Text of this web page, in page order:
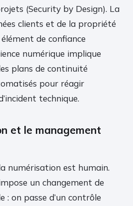
(Security by Design). La
clients et de la propriété
de confiance
numérique implique
plans de continuité
pour réagir
technique.
et le management
numérisation est humain.
un changement de
: on passe d’un contrôle